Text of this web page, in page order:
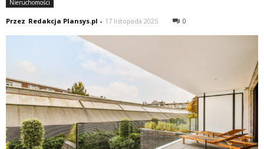
Nieruchomości
Przez Redakcja Plansys.pl - 17 listopada 2025 0